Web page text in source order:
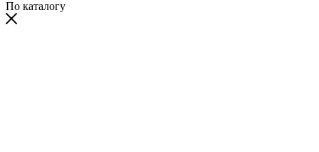
По каталогу